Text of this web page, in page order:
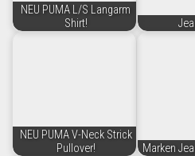
NEU PUMA L/S Langarm
Shirt!
NEU PUMA V-Neck Strick
Pullover!
Marken